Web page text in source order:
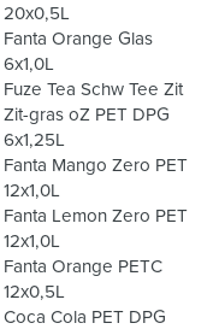
20x0,5L
Fanta Orange Glas
6x1,0L
Fuze Tea Schw Tee Zit
Zit-gras oZ PET DPG
6x1,25L
Fanta Mango Zero PET
12x1,0L
Fanta Lemon Zero PET
12x1,0L
Fanta Orange PETC
12x0,5L
Coca Cola PET DPG